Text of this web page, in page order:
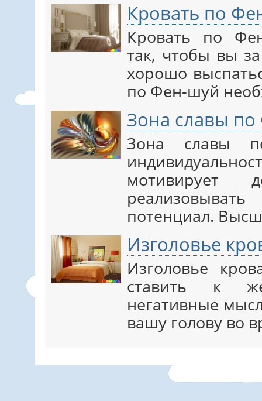
Кровать по
Кровать по
так, чтобы вы
хорошо
по Фен-шуй
Зона славы
Зона славы
мотивирует
потенциал.
Изголовье
Изголовье
ставить к
негативные
вашу голову во